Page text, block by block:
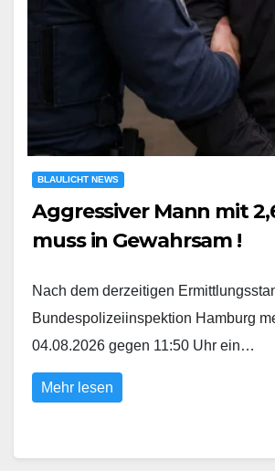
BLAULICHT NEWS
Aggressiver Mann mit
muss in Gewahrsam !
Nach dem derzeitigen
Bundespolizeiinspektion Hamburg
04.08.2026 gegen 11:50 Uhr ein…
Mehr lesen